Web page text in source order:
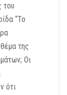
του
“Το
της
Οι
ότι